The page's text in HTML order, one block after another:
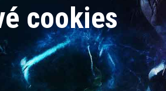
cookies